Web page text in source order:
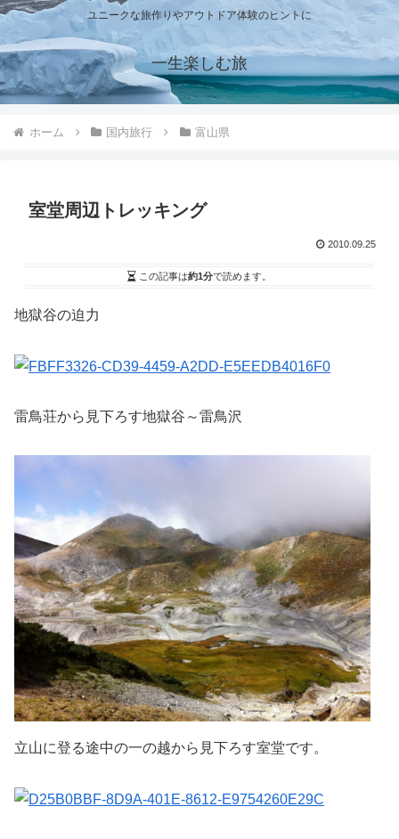
ユニークな旅作りやアウトドア体験のヒントに
一生楽しむ旅
ホーム 国内旅行 富山県
室堂周辺トレッキング
2010.09.25
この記事は約1分で読めます。
地獄谷の迫力
雷鳥荘から見下ろす地獄谷～雷鳥沢
立山に登る途中の一の越から見下ろす室堂です。